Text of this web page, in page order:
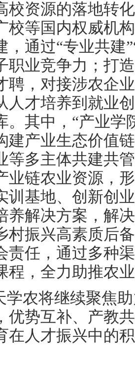
校资源的落地转
校等国内权威机
，通过“专业共建
职业竞争力；打
，对接涉农企
人才培养到就业
。其中，“产业学
建产业生态价值
等多主体共建共
业链农业资源，
训基地、创新创
养解决方案，解
村振兴高素质后
责任，通过多种
程，全力助推农
学农将继续聚焦
优势互补、产教
在人才振兴中的